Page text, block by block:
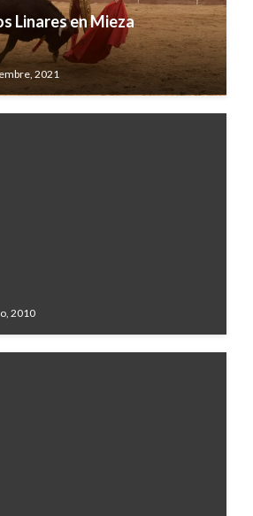
Linares en Mieza
2021
2010